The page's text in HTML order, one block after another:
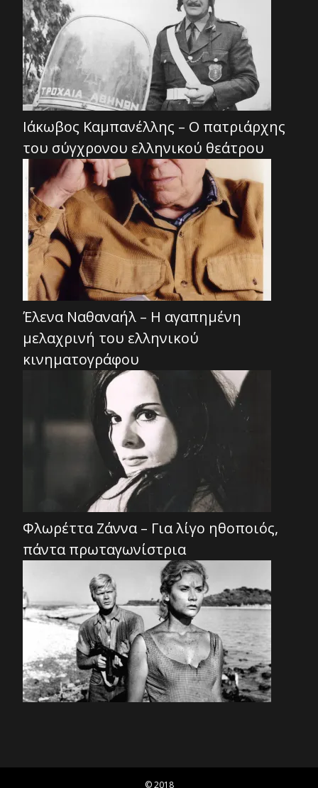
Ιάκωβος Καμπανέλλης – Ο πατριάρχης
του σύγχρονου ελληνικού θεάτρου
Έλενα Ναθαναήλ – Η αγαπημένη
μελαχρινή του ελληνικού
κινηματογράφου
Φλωρέττα Ζάννα – Για λίγο ηθοποιός,
πάντα πρωταγωνίστρια
© 2018